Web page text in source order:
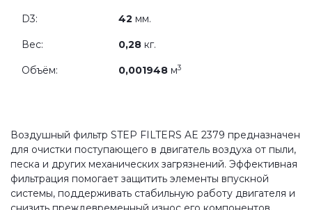
D3: 42 мм.
Вес: 0,28 кг.
Объём: 0,001948 м3
Воздушный фильтр STEP FILTERS AE 2379 предназначен
для очистки поступающего в двигатель воздуха от пыли,
песка и других механических загрязнений. Эффективная
фильтрация помогает защитить элементы впускной
системы, поддерживать стабильную работу двигателя и